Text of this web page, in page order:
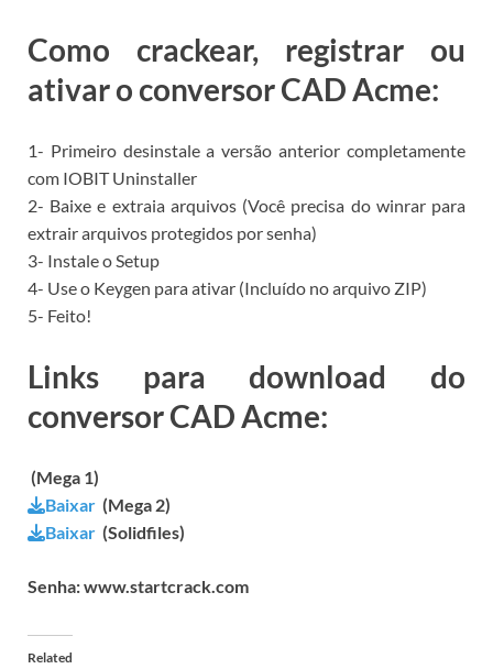
Como crackear, registrar ou
ativar o conversor CAD Acme:
1- Primeiro desinstale a versão anterior completamente
com IOBIT Uninstaller
2- Baixe e extraia arquivos (Você precisa do winrar para
extrair arquivos protegidos por senha)
3- Instale o Setup
4- Use o Keygen para ativar (Incluído no arquivo ZIP)
5- Feito!
Links para download do
conversor CAD Acme:
(Mega 1)
Baixar (Mega 2)
Baixar (Solidfiles)
Senha: www.startcrack.com
Related